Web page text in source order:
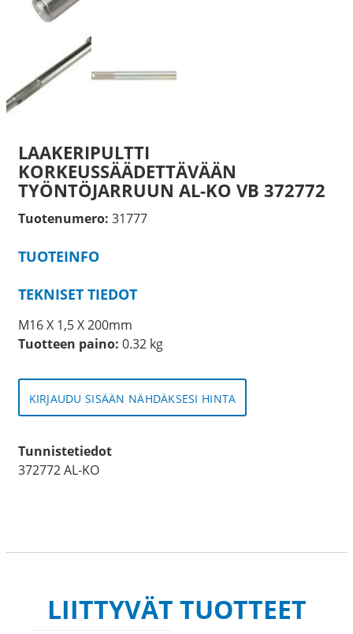
LAAKERIPULTTI
KORKEUSSÄÄDETTÄVÄÄN
TYÖNTÖJARRUUN AL-KO VB 372772
Tuotenumero: 31777
TUOTEINFO
TEKNISET TIEDOT
M16 X 1,5 X 200mm
Tuotteen paino: 0.32 kg
KIRJAUDU SISÄÄN NÄHDÄKSESI HINTA
Tunnistetiedot
372772 AL-KO
LIITTYVÄT TUOTTEET